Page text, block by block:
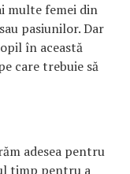
multe femei din
pasiunilor. Dar
în această
care trebuie să
adesea pentru
timp pentru a